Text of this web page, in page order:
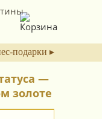
подарки ▸
—
золоте